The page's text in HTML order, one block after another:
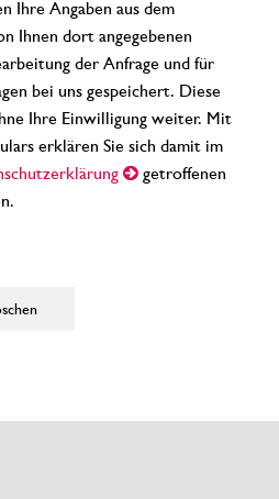
Ihre Angaben aus dem
Ihnen dort angegebenen
der Anfrage und für
bei uns gespeichert. Diese
Ihre Einwilligung weiter. Mit
erklären Sie sich damit im
getroffenen